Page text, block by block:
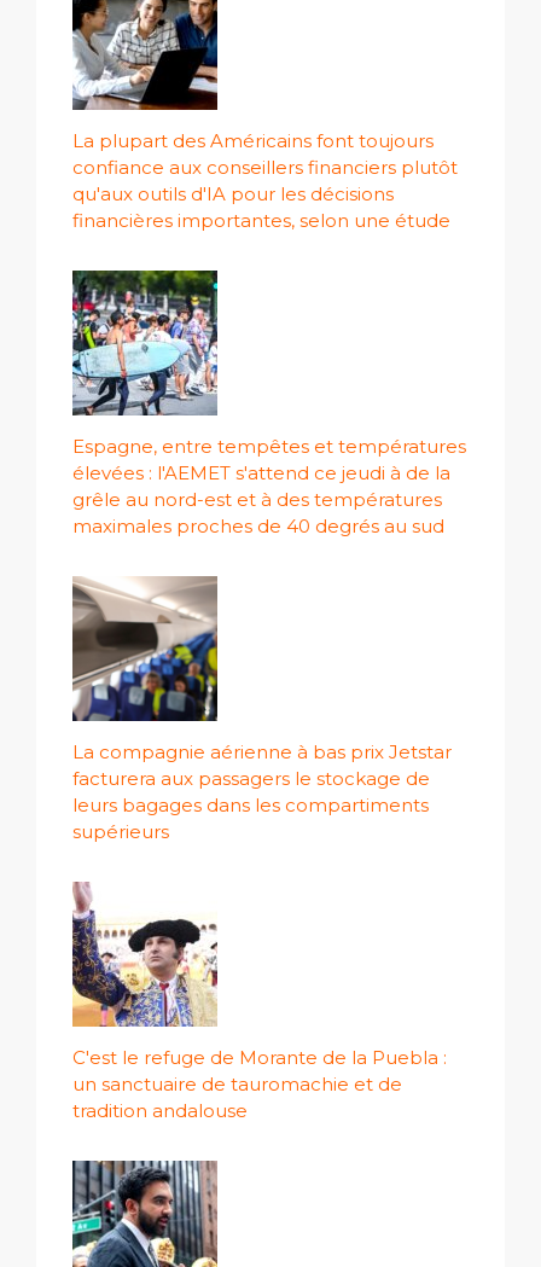
La plupart des Américains font toujours
confiance aux conseillers financiers plutôt
qu'aux outils d'IA pour les décisions
financières importantes, selon une étude
Espagne, entre tempêtes et températures
élevées : l'AEMET s'attend ce jeudi à de la
grêle au nord-est et à des températures
maximales proches de 40 degrés au sud
La compagnie aérienne à bas prix Jetstar
facturera aux passagers le stockage de
leurs bagages dans les compartiments
supérieurs
C'est le refuge de Morante de la Puebla :
un sanctuaire de tauromachie et de
tradition andalouse